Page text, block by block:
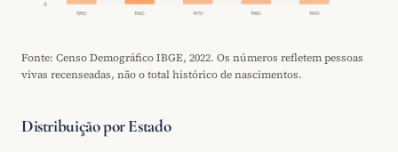
0
1950 1960 1970 1980 1990
Fonte: Censo Demográfico IBGE, 2022. Os números refletem pessoas
vivas recenseadas, não o total histórico de nascimentos.
Distribuição por Estado